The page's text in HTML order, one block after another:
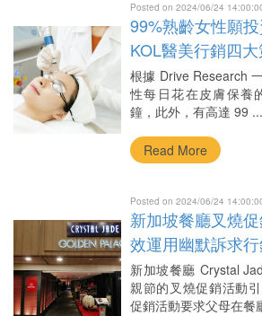
Posted on 2024/06/24
99%熟齡女性願
KOL醫美行銷四
網紅評測數據庫
根據 Drive Research
性每日花在皮膚保養
鐘，此外，有高達 99 ...
Read More
Posted on 2024/06/24
新加坡餐廳叉燒
效運用幽默訴求
跨境網紅行銷
新加坡餐廳 Crystal
親節的叉燒促銷活動
促銷活動要求父母在餐